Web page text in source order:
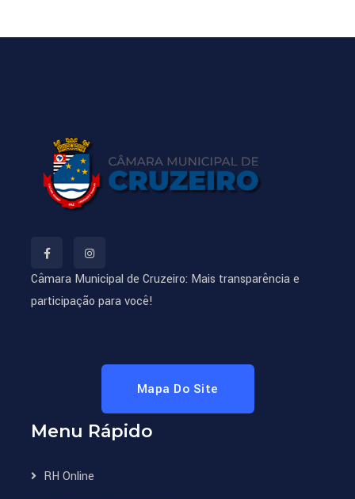
Câmara Municipal de Cruzeiro: Mais transparência e
participação para você!
Mapa Do Site
Menu Rápido
RH Online